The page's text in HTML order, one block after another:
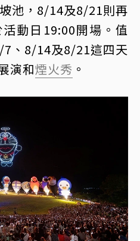
池，8/14及8/21則再
動日19:00開場。值
、8/14及8/21這四天
演和煙火秀 。